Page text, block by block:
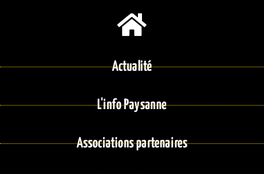
Actualité
L'info Paysanne
Associations partenaires